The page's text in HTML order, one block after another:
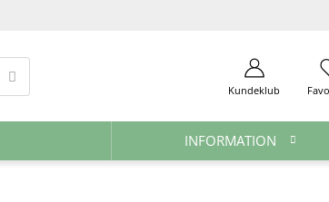
Kundeklub
INFORMATION